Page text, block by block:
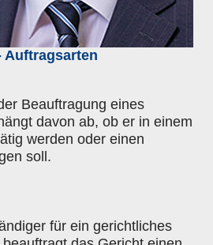
Auftragsarten
Beauftragung eines
davon ab, ob er in einem
werden oder einen
soll.
für ein gerichtliches